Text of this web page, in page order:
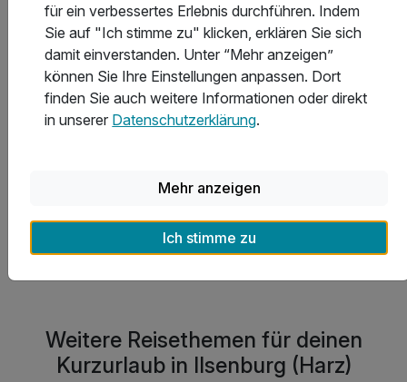
In welchen Hotels in Ilsenburg (Harz) gibt es das
beste Sport- und Freizeitangebot?
Welche Hotels in Ilsenburg (Harz) bieten die besten
Freizeit- und Ausflugsmöglichkeiten?
Was kostet eine Übernachtung in Ilsenburg (Harz)
durchschnittlich?
Weitere Reisethemen für deinen
Kurzurlaub in Ilsenburg (Harz)
für ein verbessertes Erlebnis durchführen. Indem
Sie auf "Ich stimme zu" klicken, erklären Sie sich
damit einverstanden. Unter “Mehr anzeigen”
können Sie Ihre Einstellungen anpassen. Dort
finden Sie auch weitere Informationen oder direkt
in unserer Datenschutzerklärung.
Mehr anzeigen
Ich stimme zu